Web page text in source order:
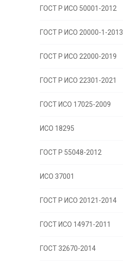
ГОСТ Р ИСО 50001-2012
ГОСТ Р ИСО 20000-1-2013
ГОСТ Р ИСО 22000-2019
ГОСТ Р ИСО 22301-2021
ГОСТ ИСО 17025-2009
ИСО 18295
ГОСТ Р 55048-2012
ИСО 37001
ГОСТ Р ИСО 20121-2014
ГОСТ ИСО 14971-2011
ГОСТ 32670-2014